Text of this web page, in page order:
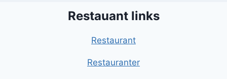
Restauant links
Restaurant
Restauranter